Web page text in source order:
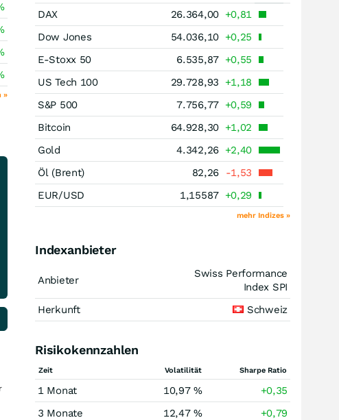
»
DAX 26.364,00 +0,81
Dow Jones
54.036,10 +0,25
E-Stoxx 50
6.535,87 +0,55
US Tech 100
29.728,93
+1,18
S&P 500
7.756,77 +0,59
Bitcoin
64.928,30 +1,02
Gold
4.342,26 +2,40
Öl (Brent)
82,26
-1,53
EUR/USD
1,15587 +0,29
mehr Indizes »
Indexanbieter
Anbieter
Swiss Performance
Index SPI
Herkunft
Schweiz
Risikokennzahlen
Zeit Volatilität Sharpe Ratio
1 Monat 10,97 %
+0,35
3 Monate
12,47 %
+0,79